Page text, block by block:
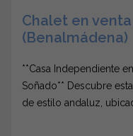
Chalet en
(Benalmádena)
**Casa Independiente
Soñado** Descubre
de estilo andaluz,